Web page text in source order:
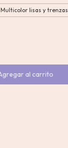
Multicolor lisas y trenzas